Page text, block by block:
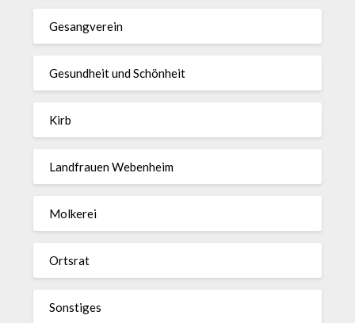
Gesangverein
Gesundheit und Schönheit
Kirb
Landfrauen Webenheim
Molkerei
Ortsrat
Sonstiges